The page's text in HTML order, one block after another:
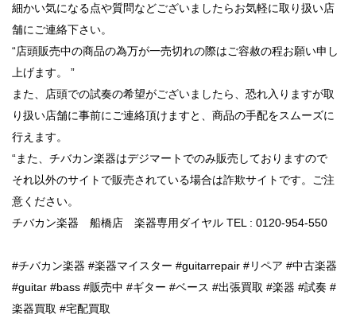
細かい気になる点や質問などございましたらお気軽に取り扱い店
舗にご連絡下さい。
“店頭販売中の商品の為万が一売切れの際はご容赦の程お願い申し
上げます。 ”
また、店頭での試奏の希望がございましたら、恐れ入りますが取
り扱い店舗に事前にご連絡頂けますと、商品の手配をスムーズに
行えます。
“また、チバカン楽器はデジマートでのみ販売しておりますので
それ以外のサイトで販売されている場合は詐欺サイトです。ご注
意ください。
チバカン楽器 船橋店 楽器専用ダイヤル TEL : 0120-954-550
#チバカン楽器 #楽器マイスター #guitarrepair #リペア #中古楽器
#guitar #bass #販売中 #ギター #ベース #出張買取 #楽器 #試奏 #
楽器買取 #宅配買取